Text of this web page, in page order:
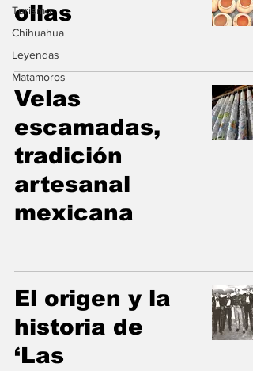
Turismo
Chihuahua
Leyendas
Matamoros
ollas
Velas
escamadas,
tradición
artesanal
mexicana
El origen y la
historia de
‘Las